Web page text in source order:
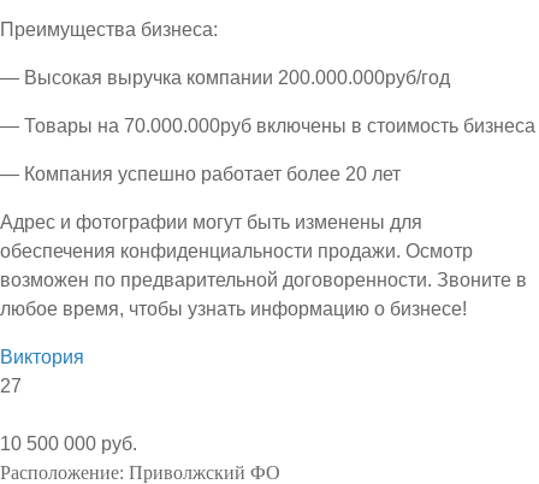
Преимущества бизнеса:
— Высокая выручка компании 200.000.000руб/год
— Товары на 70.000.000руб включены в стоимость бизнеса
— Компания успешно работает более 20 лет
Адрес и фотографии могут быть изменены для
обеспечения конфиденциальности продажи. Осмотр
возможен по предварительной договоренности. Звоните в
любое время, чтобы узнать информацию о бизнесе!
Виктория
27
10 500 000 руб.
Расположение: Приволжский ФО